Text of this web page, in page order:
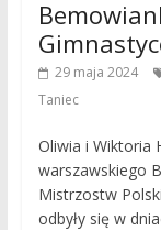
29 maja 2024
Taniec
Oliwia i Wiktoria
warszawskiego
Mistrzostw
odbyły się w